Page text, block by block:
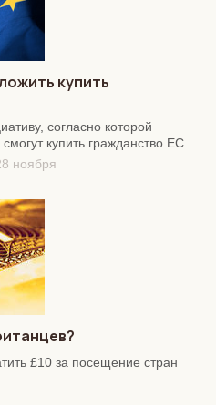
купить
согласно которой
купить гражданство ЕС
ноября
£10 за посещение стран